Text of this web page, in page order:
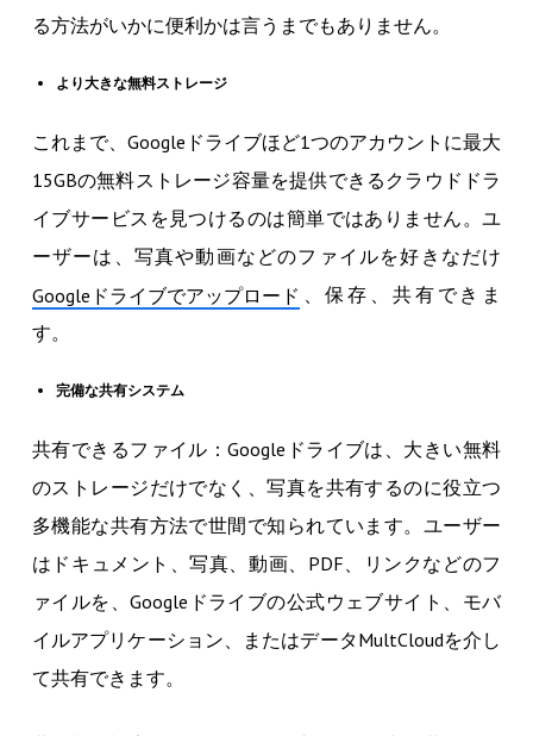
る方法がいかに便利かは言うまでもありません。
より大きな無料ストレージ
これまで、Googleドライブほど1つのアカウントに最大
15GBの無料ストレージ容量を提供できるクラウドドラ
イブサービスを見つけるのは簡単ではありません。ユ
ーザーは、写真や動画などのファイルを好きなだけ
Googleドライブでアップロード 、保存、共有できま
す。
完備な共有システム
共有できるファイル：Googleドライブは、大きい無料
のストレージだけでなく、写真を共有するのに役立つ
多機能な共有方法で世間で知られています。ユーザー
はドキュメント、写真、動画、PDF、リンクなどのフ
ァイルを、Googleドライブの公式ウェブサイト、モバ
イルアプリケーション、またはデータMultCloudを介し
て共有できます。